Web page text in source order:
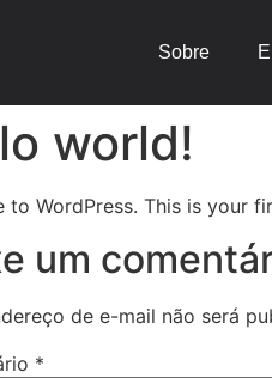
Sobre
world!
to WordPress. This is your
um
de e-mail não será
*